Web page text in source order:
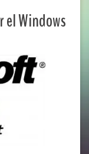
el Windows